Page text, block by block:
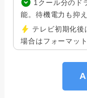
1クール分のド
能。待機電力も抑
テレビ初期化後
場合はフォーマッ